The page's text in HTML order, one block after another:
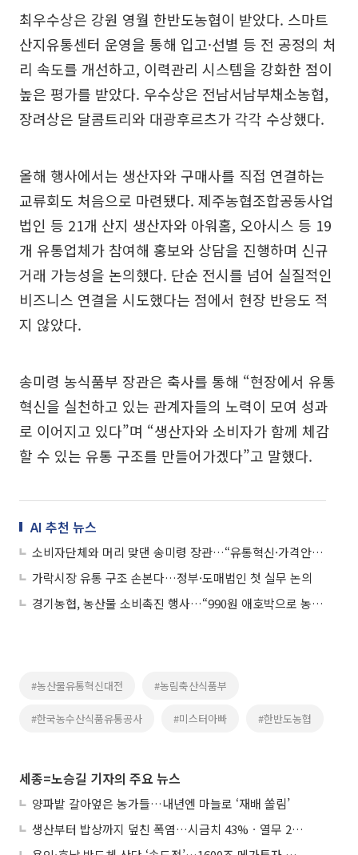
최우수상은 강원 영월 한반도농협이 받았다. 스마트
산지유통센터 운영을 통해 입고·선별 등 전 공정의 처
리 속도를 개선하고, 이력관리 시스템을 강화한 점이
높은 평가를 받았다. 우수상은 전남서남부채소농협,
장려상은 달콤트리와 대광후르츠가 각각 수상했다.
올해 행사에서는 생산자와 구매사를 직접 연결하는
교류회도 처음으로 마련됐다. 제주농협조합공동사업
법인 등 21개 산지 생산자와 아워홈, 오아시스 등 19
개 유통업체가 참여해 홍보와 상담을 진행하며 신규
거래 가능성을 논의했다. 단순 전시를 넘어 실질적인
비즈니스 연결을 시도했다는 점에서 현장 반응도 적
지 않았다.
송미령 농식품부 장관은 축사를 통해 “현장에서 유통
혁신을 실천하고 있는 관계자들의 노력이 모여 성과
로 이어지고 있다”며 “생산자와 소비자가 함께 체감
할 수 있는 유통 구조를 만들어가겠다”고 말했다.
AI 추천 뉴스
소비자단체와 머리 맞댄 송미령 장관…“유통혁신·가격안정, 현장 의견 그대로 반영”
가락시장 유통 구조 손본다…정부·도매법인 첫 실무 논의
경기농협, 농산물 소비촉진 행사…“990원 애호박으로 농가와 함께”
#농산물유통혁신대전 #농림축산식품부
#한국농수산식품유통공사 #미스터아빠 #한반도농협
세종=노승길 기자의 주요 뉴스
양파밭 갈아엎은 농가들…내년엔 마늘로 ‘재배 쏠림’
생산부터 밥상까지 덮친 폭염…시금치 43%ㆍ열무 28% 급등